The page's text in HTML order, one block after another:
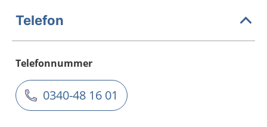
Telefon
Telefonnummer
0340-48 16 01